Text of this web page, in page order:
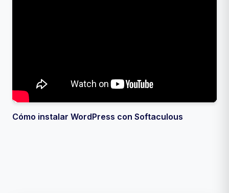
Cómo instalar WordPress con Softaculous